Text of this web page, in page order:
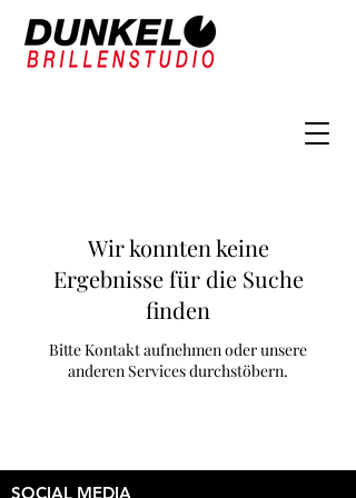
Wir konnten keine
Ergebnisse für die Suche
finden
Bitte Kontakt aufnehmen oder unsere
anderen Services durchstöbern.
SOCIAL MEDIA